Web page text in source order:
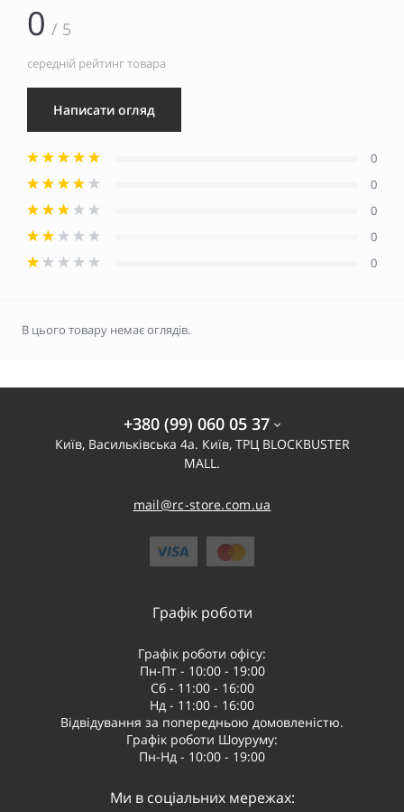
0 / 5
середній рейтинг товара
Написати огляд
0
0
0
0
0
В цього товару немає оглядів.
+380 (99) 060 05 37
Київ, Васильківська 4а. Київ, ТРЦ BLOCKBUSTER
MALL.
mail@rc-store.com.ua
Графік роботи
Графік роботи офісу:
Пн-Пт - 10:00 - 19:00
Сб - 11:00 - 16:00
Нд - 11:00 - 16:00
Відвідування за попередньою домовленістю.
Графік роботи Шоуруму:
Пн-Нд - 10:00 - 19:00
Ми в соціальних мережах: